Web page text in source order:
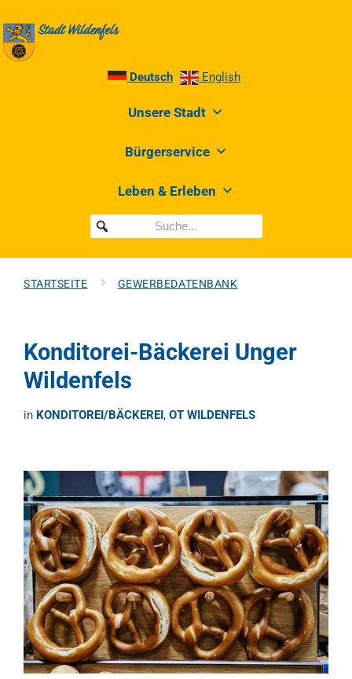
Deutsch English
Unsere Stadt
Bürgerservice
Leben & Erleben
STARTSEITE GEWERBEDATENBANK
Konditorei-Bäckerei Unger
Wildenfels
in KONDITOREI/BÄCKEREI, OT WILDENFELS